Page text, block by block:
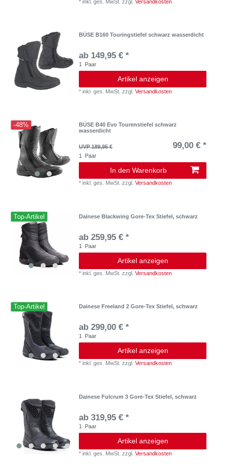
*inkl. ges. MwSt. zzgl.Versandkosten
BÜSE B160 Touringstiefel schwarz wasserdicht
ab 149,95 € *
1 Paar
Artikel anzeigen
*inkl. ges. MwSt. zzgl.Versandkosten
-48%
BÜSE B40 Evo Tourenstiefel schwarz
wasserdicht
UVP 189,95 € 99,00 € *
1 Paar
In den Warenkorb
*inkl. ges. MwSt. zzgl.Versandkosten
Top-Artikel Dainese Blackwing Gore-Tex Stiefel, schwarz
ab 259,95 € *
1 Paar
Artikel anzeigen
*inkl. ges. MwSt. zzgl.Versandkosten
Top-Artikel Dainese Freeland 2 Gore-Tex Stiefel, schwarz
ab 299,00 € *
1 Paar
Artikel anzeigen
*inkl. ges. MwSt. zzgl.Versandkosten
Dainese Fulcrum 3 Gore-Tex Stiefel, schwarz
ab 319,95 € *
1 Paar
Artikel anzeigen
*inkl. ges. MwSt. zzgl.Versandkosten